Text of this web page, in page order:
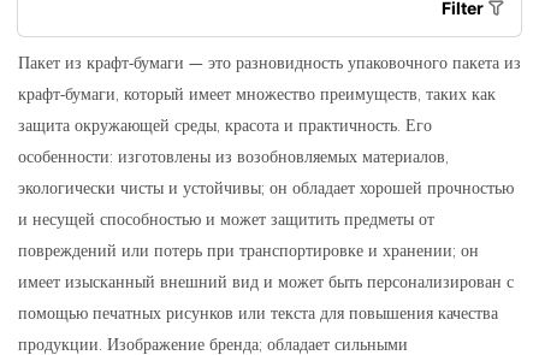
Filter
Пакет из крафт-бумаги — это разновидность упаковочного пакета из
крафт-бумаги, который имеет множество преимуществ, таких как
защита окружающей среды, красота и практичность. Его
особенности: изготовлены из возобновляемых материалов,
экологически чисты и устойчивы; он обладает хорошей прочностью
и несущей способностью и может защитить предметы от
повреждений или потерь при транспортировке и хранении; он
имеет изысканный внешний вид и может быть персонализирован с
помощью печатных рисунков или текста для повышения качества
продукции. Изображение бренда; обладает сильными